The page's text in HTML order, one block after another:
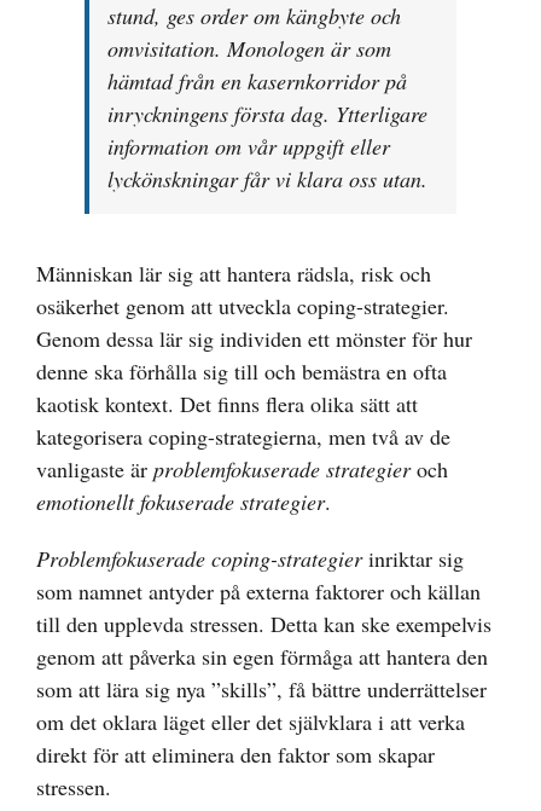
stund, ges order om kängbyte och
omvisitation. Monologen är som
hämtad från en kasernkorridor på
inryckningens första dag. Ytterligare
information om vår uppgift eller
lyckönskningar får vi klara oss utan.
Människan lär sig att hantera rädsla, risk och
osäkerhet genom att utveckla coping-strategier.
Genom dessa lär sig individen ett mönster för hur
denne ska förhålla sig till och bemästra en ofta
kaotisk kontext. Det finns flera olika sätt att
kategorisera coping-strategierna, men två av de
vanligaste är problemfokuserade strategieroch
emotionellt fokuserade strategier.
Problemfokuserade coping-strategierinriktar sig
som namnet antyder på externa faktorer och källan
till den upplevda stressen. Detta kan ske exempelvis
genom att påverka sin egen förmåga att hantera den
som att lära sig nya ”skills”, få bättre underrättelser
om det oklara läget eller det självklara i att verka
direkt för att eliminera den faktor som skapar
stressen.